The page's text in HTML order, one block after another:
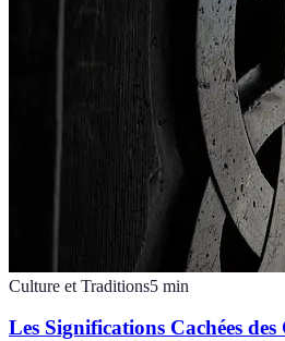
Culture et Traditions5 min
Les Significations Cachées